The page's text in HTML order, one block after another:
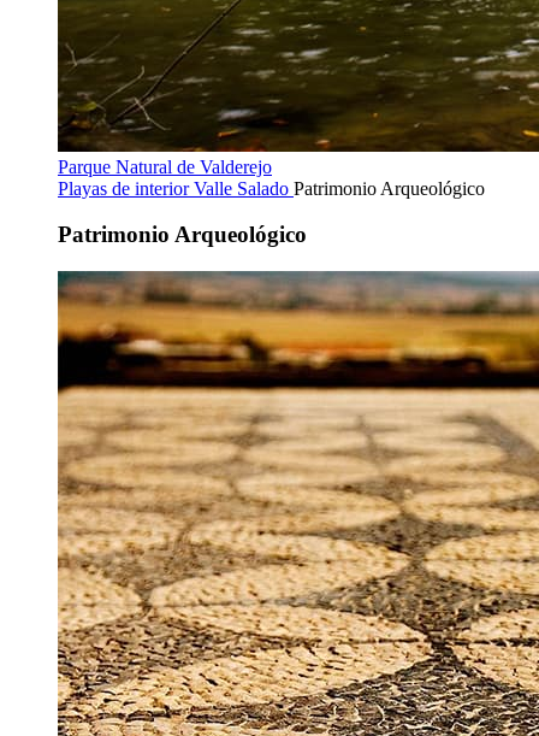
Parque Natural de Valderejo
Playas de interiorValle Salado Patrimonio Arqueológico
Patrimonio Arqueológico